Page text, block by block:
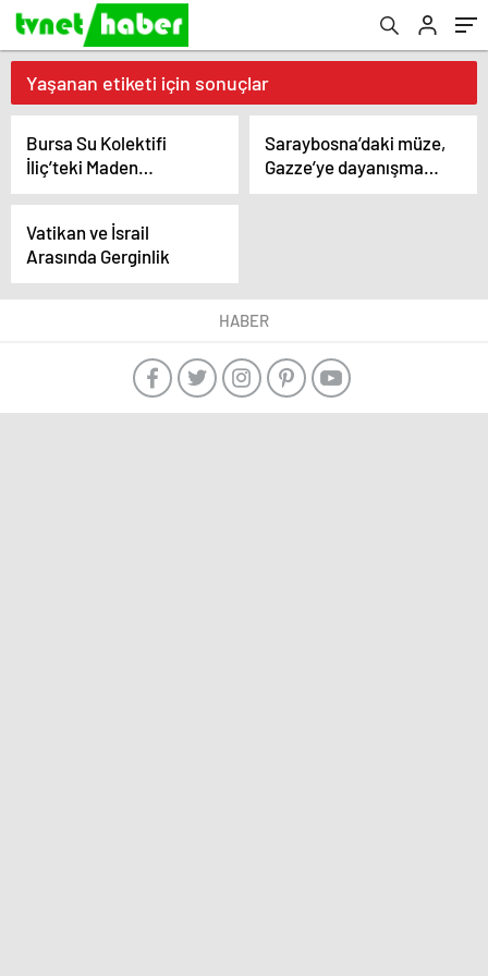
Yaşanan etiketi için sonuçlar
Bursa Su Kolektifi
İliç’teki Maden
Faciasının Sorumluları
Duyurusunda Bulundu
Saraybosna’daki müze,
Gazze’ye dayanışma
mesajı gönderiyor
Vatikan ve İsrail
Arasında Gerginlik
HABER